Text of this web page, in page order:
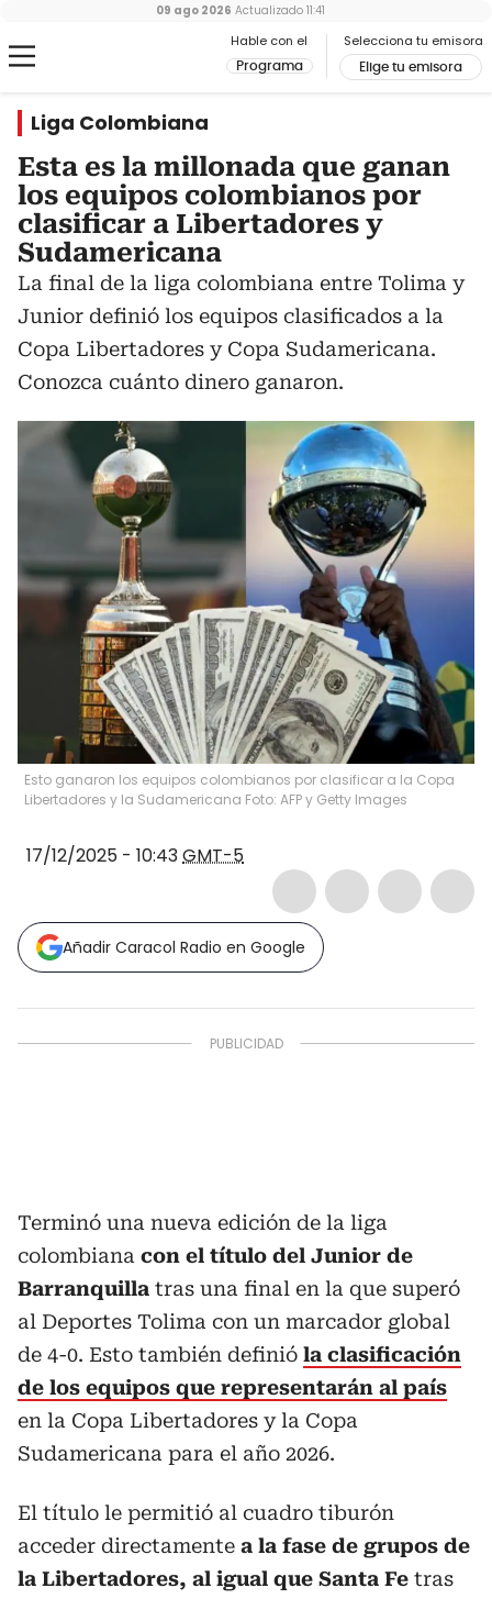
Hable con el
Programa
Selecciona tu emisora
Elige tu emisora
09 ago 2026 Actualizado 11:41
Liga Colombiana
Esta es la millonada que ganan
los equipos colombianos por
clasificar a Libertadores y
Sudamericana
La final de la liga colombiana entre Tolima y
Junior definió los equipos clasificados a la
Copa Libertadores y Copa Sudamericana.
Conozca cuánto dinero ganaron.
Esto ganaron los equipos colombianos por clasificar a la Copa
Libertadores y la Sudamericana Foto: AFP y Getty Images
17/12/2025 - 10:43GMT-5
Añadir Caracol Radio en Google
Terminó una nueva edición de la liga
colombiana con el título del Junior de
Barranquilla tras una final en la que superó
al Deportes Tolima con un marcador global
de 4-0. Esto también definió la clasificación
de los equipos que representarán al país
en la Copa Libertadores y la Copa
Sudamericana para el año 2026.
El título le permitió al cuadro tiburón
acceder directamente a la fase de grupos de
la Libertadores, al igual que Santa Fe tras